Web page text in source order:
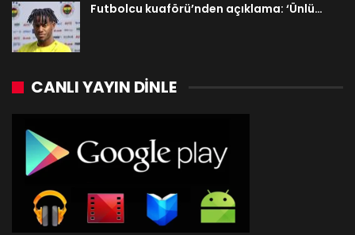
Futbolcu kuaförü’nden açıklama: ‘Ünlü…
CANLI YAYIN DINLE